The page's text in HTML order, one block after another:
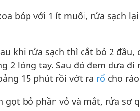
bóp với 1 ít muối, rửa sạch
khi rửa sạch thì cắt bỏ 2
2 lóng tay. Sau đó đem dưa
15 phút rồi vớt ra rổ cho
gọt bỏ phần vỏ và mắt, rửa sơ